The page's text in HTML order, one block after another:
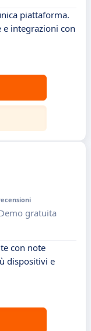
piattaforma.
e integrazioni con
gratuita
con note
dispositivi e